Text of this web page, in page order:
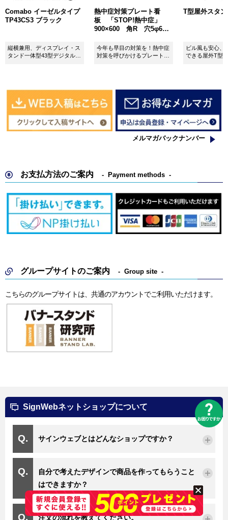
Comabo イーゼルタイプ
TP43CS3 ブラック
縦横兼用、ディスプレイ・ス
タンド一体型43型デジタルサ
熱中症対策プレート看
板 「STOP!熱中症」
900×600 角R 穴5φ6カ
今年も早目の対策を！熱中症
対策を呼びかけるプレート看
T型屋外スタ
ビル風も安心、
できる屋外T型
メルマガバックナンバー
お支払方法のご案内 Payment methods
グループサイトのご案内 Group site
こちらのグループサイトは、共通のアカウントでご利用いただけます。
SignWebネットショップについて
サインウェブとはどんなショップですか？
自分で考えたデザインで商品を作ってもらうこと
はできますか？
注文の流れを教えてください。